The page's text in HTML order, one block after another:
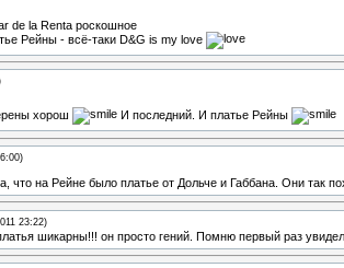
de la Renta роскошное
Рейны - всё-таки D&G is my love
хорош И последний. И платье Рейны
что на Рейне было платье от Дольче и Габбана. Они так
23:22)
шикарны!!! он просто гений. Помню первый раз